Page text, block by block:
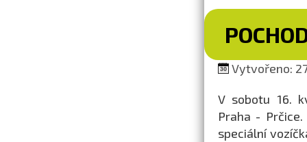
Vytvořeno:
V sobotu 16.
Praha -
speciální